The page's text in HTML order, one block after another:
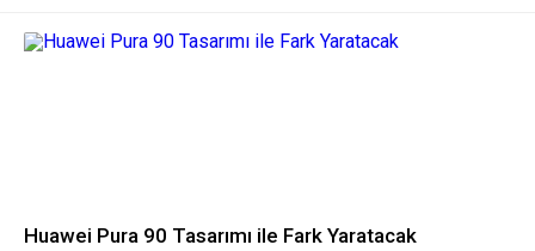
Huawei Pura 90 Tasarımı ile Fark Yaratacak